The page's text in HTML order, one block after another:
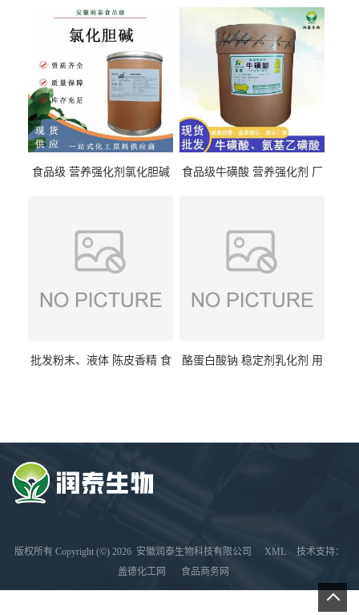
食品级 营养强化剂氯化胆碱
食品级牛磺酸 营养强化剂 厂
批发粉末、液体 陈皮香精 食
酪蛋白酸钠 稳定剂乳化剂 用
版权所有 Copyright (©) 2026 安徽润泰生物科技有限公司 XML
技术支持：
盖德化工网
食品商务网